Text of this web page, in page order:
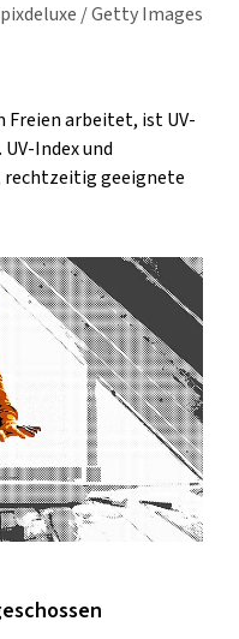
/ Getty Images
Freien arbeitet, ist UV-
Index und
rechtzeitig geeignete